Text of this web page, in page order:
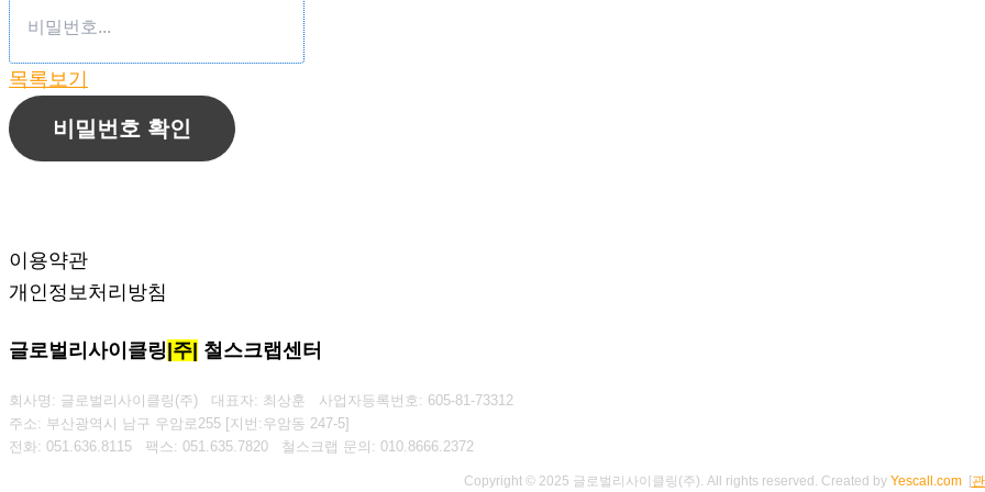
목록보기
비밀번호 확인
이용약관
개인정보처리방침
글로벌리사이클링 |주| 철스크랩센터
회사명: 글로벌리사이클링(주) 대표자: 최상훈 사업자등록번호: 605-81-73312
주소: 부산광역시 남구 우암로255 [지번:우암동 247-5]
전화: 051.636.8115
팩스: 051.635.7820 철스크랩 문의: 010.8666.2372
Copyright © 2025 글로벌리사이클링(주). All rights reserved. Created by Yescall.com[